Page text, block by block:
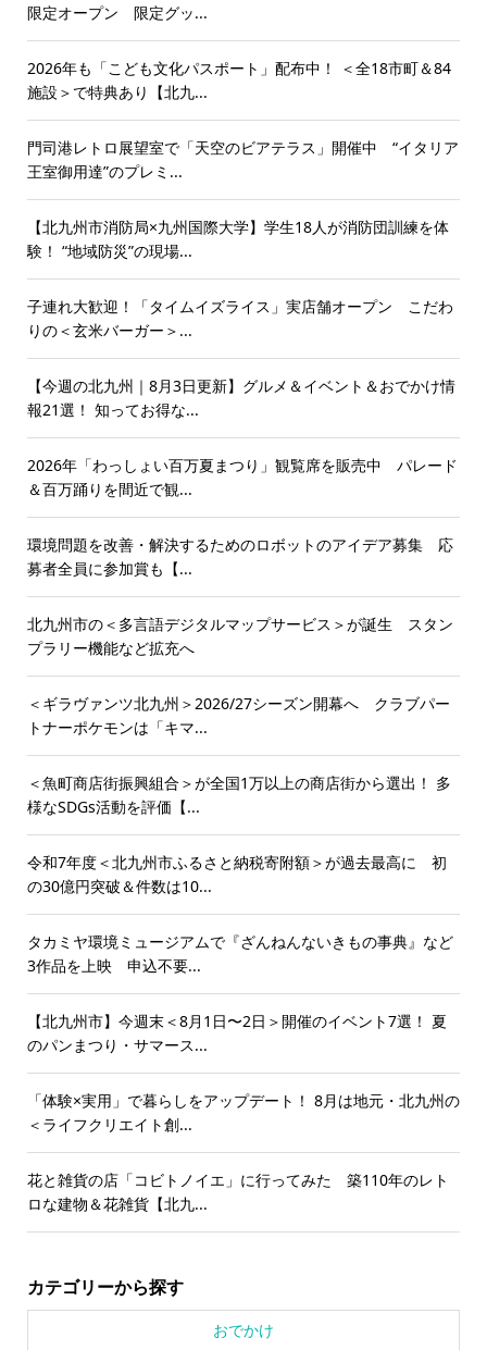
限定オープン 限定グッ...
2026年も「こども文化パスポート」配布中！ ＜全18市町＆84
施設＞で特典あり【北九...
門司港レトロ展望室で「天空のビアテラス」開催中 “イタリア
王室御用達”のプレミ...
【北九州市消防局×九州国際大学】学生18人が消防団訓練を体
験！ “地域防災”の現場...
子連れ大歓迎！「タイムイズライス」実店舗オープン こだわ
りの＜玄米バーガー＞...
【今週の北九州｜8月3日更新】グルメ＆イベント＆おでかけ情
報21選！ 知ってお得な...
2026年「わっしょい百万夏まつり」観覧席を販売中 パレード
＆百万踊りを間近で観...
環境問題を改善・解決するためのロボットのアイデア募集 応
募者全員に参加賞も【...
北九州市の＜多言語デジタルマップサービス＞が誕生 スタン
プラリー機能など拡充へ
＜ギラヴァンツ北九州＞2026/27シーズン開幕へ クラブパー
トナーポケモンは「キマ...
＜魚町商店街振興組合＞が全国1万以上の商店街から選出！ 多
様なSDGs活動を評価【...
令和7年度＜北九州市ふるさと納税寄附額＞が過去最高に 初
の30億円突破＆件数は10...
タカミヤ環境ミュージアムで『ざんねんないきもの事典』など
3作品を上映 申込不要...
【北九州市】今週末＜8月1日〜2日＞開催のイベント7選！ 夏
のパンまつり・サマース...
「体験×実用」で暮らしをアップデート！ 8月は地元・北九州の
＜ライフクリエイト創...
花と雑貨の店「コビトノイエ」に行ってみた 築110年のレト
ロな建物＆花雑貨【北九...
カテゴリーから探す
おでかけ